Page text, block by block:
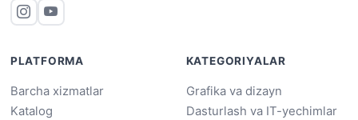
PLATFORMA
Barcha xizmatlar
Katalog
KATEGORIYALAR
Grafika va dizayn
Dasturlash va IT-yechimlar